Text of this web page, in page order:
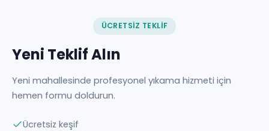
ÜCRETSIZ TEKLIF
Yeni Teklif Alın
Yeni mahallesinde profesyonel yıkama hizmeti için
hemen formu doldurun.
Ücretsiz keşif